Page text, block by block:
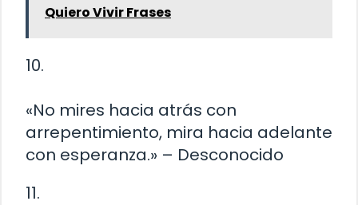
Quiero Vivir Frases
10.
«No mires hacia atrás con
arrepentimiento, mira hacia adelante
con esperanza.» – Desconocido
11.